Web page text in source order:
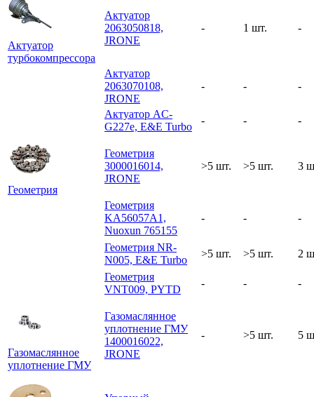
Актуатор
турбокомпрессора
Актуатор
2063050818,
JRONE
- 1 шт. -
Актуатор
2063070108,
JRONE
- - -
Актуатор AC-
G227e, E&E Turbo
- - -
Геометрия
Геометрия
3000016014,
JRONE
>5 шт. >5 шт. 3
Геометрия
KA56057A1,
Nuoxun 765155
- - -
Геометрия NR-
N005, E&E Turbo
>5 шт. >5 шт.
2
Геометрия
VNT009, PYTD
- - -
Газомаслянное
уплотнение ГМУ
Газомаслянное
уплотнение ГМУ
1400016022,
JRONE
- >5 шт. 5